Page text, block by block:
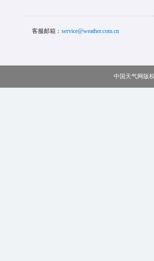
客服邮箱： service@weather.com.cn
中国天气网版